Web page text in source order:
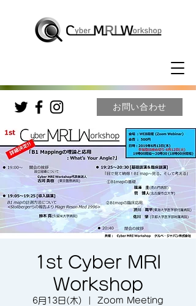
お問い合わせ
1st Cyber MRI
Workshop
6月13日(木) Zoom Meeting